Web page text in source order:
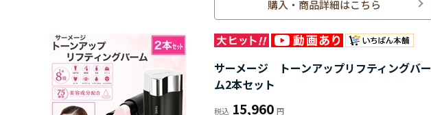
購入・商品詳細はこちら
サーメージ トーンアップリフティングバー
ム2本セット
15,960